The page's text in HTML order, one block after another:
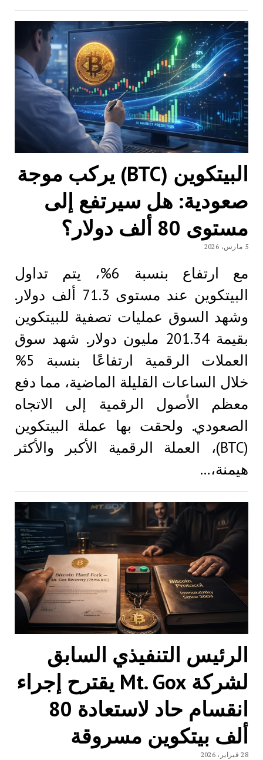
البيتكوين (BTC) يركب موجة
صعودية: هل سيرتفع إلى
مستوى 80 ألف دولار؟
5 مارس، 2026
مع ارتفاع بنسبة 6%، يتم تداول
البيتكوين عند مستوى 71.3 ألف دولار.
وشهد السوق عمليات تصفية للبيتكوين
بقيمة 201.34 مليون دولار. شهد سوق
العملات الرقمية ارتفاعًا بنسبة 5%
خلال الساعات القليلة الماضية، مما دفع
معظم الأصول الرقمية إلى الاتجاه
الصعودي. ولحقت بها عملة البيتكوين
(BTC)، العملة الرقمية الأكبر والأكثر
هيمنة،…
الرئيس التنفيذي السابق
لشركة Mt. Gox يقترح إجراء
انقسام حاد لاستعادة 80
ألف بيتكوين مسروقة
28 فبراير، 2026